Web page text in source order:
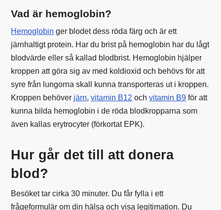
Vad är hemoglobin?
Hemoglobin ger blodet dess röda färg och är ett
järnhaltigt protein. Har du brist på hemoglobin har du lågt
blodvärde eller så kallad blodbrist. Hemoglobin hjälper
kroppen att göra sig av med koldioxid och behövs för att
syre från lungorna skall kunna transporteras ut i kroppen.
Kroppen behöver järn,vitamin B12 ochvitamin B9 för att
kunna bilda hemoglobin i de röda blodkropparna som
även kallas erytrocyter (förkortat EPK).
Hur går det till att donera
blod?
Besöket tar cirka 30 minuter. Du får fylla i ett
frågeformulär om din hälsa och visa legitimation. Du